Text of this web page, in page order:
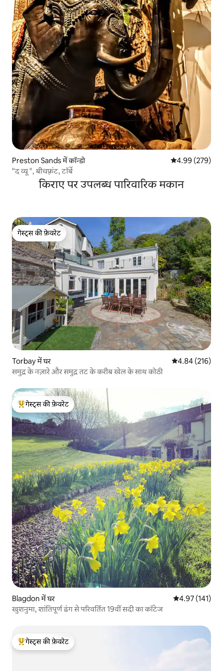
Preston Sands में कॉन्डो औसत रेटिंग 5 में से
4.99 (279)
"द व्यू ", बीचफ़्रंट, टॉर्बे
किराए पर उपलब्ध पारिवारिक मकान
गेस्ट्स की फ़ेवरेट
गेस्ट्स की फ़ेवरेट
Torbay में घर औसत रेटिंग 5 में से
4.84 (216)
समुद्र के नज़ारे और समुद्र तट के करीब खेल के साथ कोठी
गेस्ट्स का टॉप फ़ेवरेट
गेस्ट्स की फ़ेवरेट
Blagdon में घर औसत रेटिंग 5 में से
4.97 (141)
खुशनुमा, शांतिपूर्ण ढंग से परिवर्तित 19वीं सदी का कॉटेज
गेस्ट्स का टॉप फ़ेवरेट
गेस्ट्स की फ़ेवरेट